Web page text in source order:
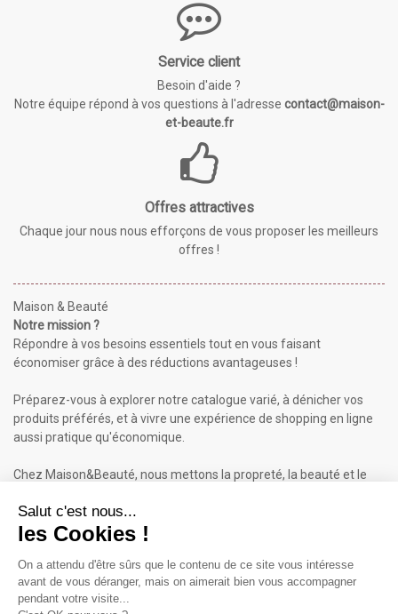
Service client
Besoin d'aide ?
Notre équipe répond à vos questions à l'adresse contact@maison-
et-beaute.fr
Offres attractives
Chaque jour nous nous efforçons de vous proposer les meilleurs
offres !
Maison & Beauté
Notre mission ?
Répondre à vos besoins essentiels tout en vous faisant
économiser grâce à des réductions avantageuses !
Préparez-vous à explorer notre catalogue varié, à dénicher vos
produits préférés, et à vivre une expérience de shopping en ligne
aussi pratique qu'économique.
Chez Maison&Beauté, nous mettons la propreté, la beauté et le
Maison & Beauté : Informations
À propos de nous
Conditions générales de vente (CGV)
Plan du site
Contactez-nous